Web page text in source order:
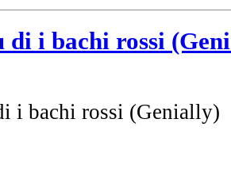
di i bachi rossi
i bachi rossi (Genially)